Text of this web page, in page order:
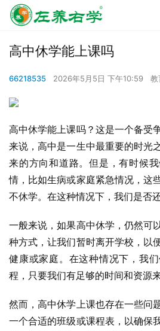
高中休学能上课吗
66218535 2026年5月5日 下午10:59 教
高中休学能上课吗？这是一个备受
来说，高中是一生中最重要的时光
来的方向和道路。但是，有时候
情，比如生病或家庭紧急情况，这
不休学。在这种情况下，我们是否
一般来说，如果高中休学，仍然可
种方式，让我们暂时离开学校，以
健康或家庭。在这种情况下，我
程，只要我们有足够的时间和资源
然而，高中休学上课也存在一些问
一个合适的班级或课程表，以确保